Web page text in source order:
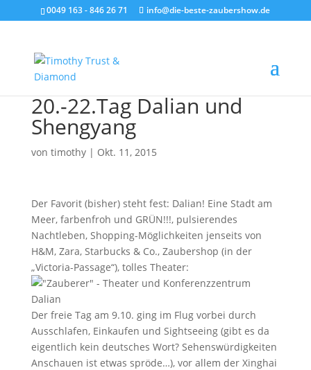
0049 163 - 846 26 71 info@die-beste-zaubershow.de
20.-22.Tag Dalian und
Shengyang
von timothy| Okt. 11, 2015
Der Favorit (bisher) steht fest: Dalian! Eine Stadt am
Meer, farbenfroh und GRÜN!!!, pulsierendes
Nachtleben, Shopping-Möglichkeiten jenseits von
H&M, Zara, Starbucks & Co., Zaubershop (in der
„Victoria-Passage“), tolles Theater:
Der freie Tag am 9.10. ging im Flug vorbei durch
Ausschlafen, Einkaufen und Sightseeing (gibt es da
eigentlich kein deutsches Wort? Sehenswürdigkeiten
Anschauen ist etwas spröde…), vor allem der Xinghai